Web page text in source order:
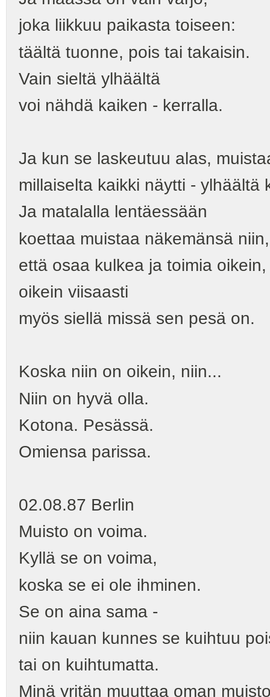
joka liikkuu paikasta toiseen:
täältä tuonne, pois tai takaisin.
Vain sieltä ylhäältä
voi nähdä kaiken - kerralla.
Ja kun se laskeutuu alas,
millaiselta kaikki näytti - ylhäältä
Ja matalalla lentäessään
koettaa muistaa näkemänsä niin,
että osaa kulkea ja toimia oikein,
oikein viisaasti
myös siellä missä sen pesä on.
Koska niin on oikein, niin...
Niin on hyvä olla.
Kotona. Pesässä.
Omiensa parissa.
02.08.87 Berlin
Muisto on voima.
Kyllä se on voima,
koska se ei ole ihminen.
Se on aina sama -
niin kauan kunnes se kuihtuu
tai on kuihtumatta.
Minä yritän muuttaa oman